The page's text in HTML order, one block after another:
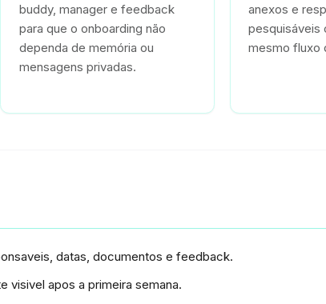
buddy, manager e feedback
para que o onboarding não
dependa de memória ou
mensagens privadas.
anexos e
pesquisáveis
mesmo fluxo
datas, documentos e feedback.
visivel apos a primeira semana.